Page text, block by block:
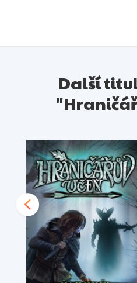
Další